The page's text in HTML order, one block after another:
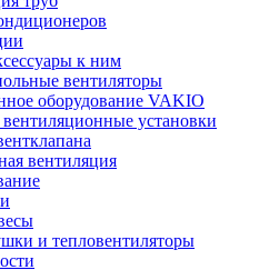
к ним
вентиляторы
оборудование VAKIO
установки
вентиляция
и тепловентиляторы